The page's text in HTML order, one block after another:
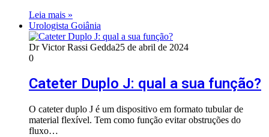
Leia mais »
Urologista Goiânia
Dr Victor Rassi Gedda25 de abril de 2024
0
Cateter Duplo J: qual a sua função?
O cateter duplo J é um dispositivo em formato tubular de
material flexível. Tem como função evitar obstruções do
fluxo…